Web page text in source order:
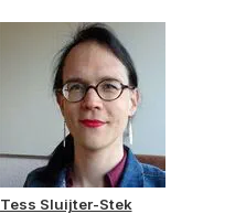
Tess Sluijter-Stek